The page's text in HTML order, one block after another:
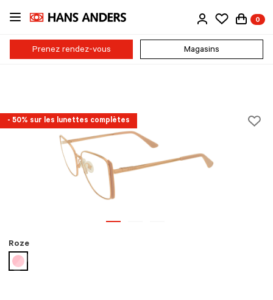
Passer
contenu
principal
0
Prenez rendez-vous Magasins
- 50% sur les lunettes complètes
Roze
sélectionné